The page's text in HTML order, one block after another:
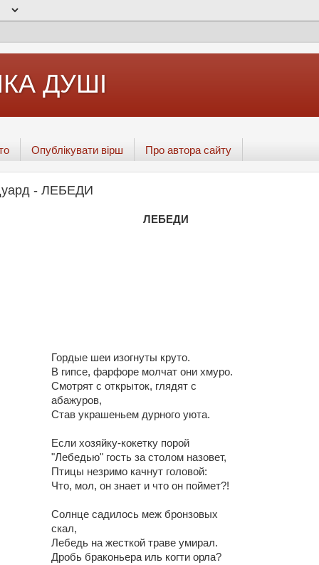
ДУШІ
Опублікувати вірш Про автора сайту
- ЛЕБЕДИ
ЛЕБЕДИ
Гордые шеи изогнуты круто.
В гипсе, фарфоре молчат они хмуро.
Смотрят с открыток, глядят с
абажуров,
Став украшеньем дурного уюта.
Если хозяйку-кокетку порой
"Лебедью" гость за столом назовет,
Птицы незримо качнут головой:
Что, мол, он знает и что он поймет?!
Солнце садилось меж бронзовых
скал,
Лебедь на жесткой траве умирал.
Дробь браконьера иль когти орла?